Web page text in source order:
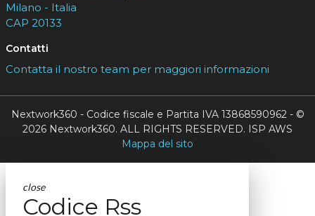
Milano - Italia
CAP 20133
Contatti
Contatta il nostro team per maggiori informazioni
Nextwork360 - Codice fiscale e Partita IVA 13868590962 - ©
2026 Nextwork360. ALL RIGHTS RESERVED. ISP AWS
Mappa del sito
close
Codice Rss